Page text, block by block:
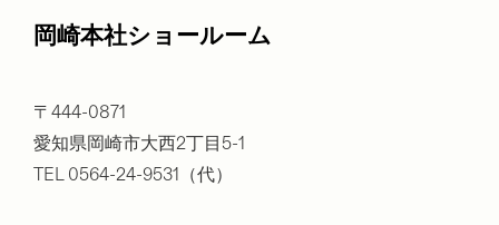
岡崎本社ショールーム
〒444-0871
愛知県岡崎市大西2丁目5-1
TEL 0564-24-9531（代）